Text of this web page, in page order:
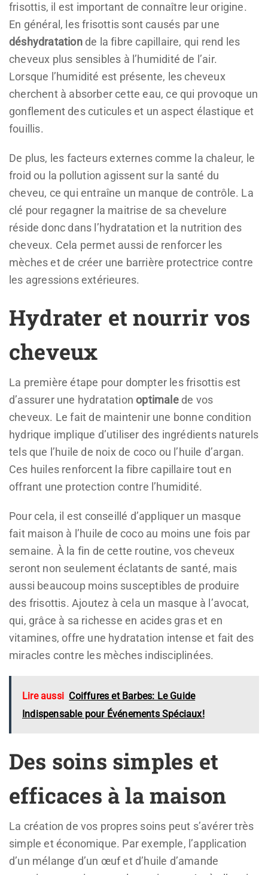
frisottis, il est important de connaître leur origine.
En général, les frisottis sont causés par une
déshydratationde la fibre capillaire, qui rend les
cheveux plus sensibles à l’humidité de l’air.
Lorsque l’humidité est présente, les cheveux
cherchent à absorber cette eau, ce qui provoque un
gonflement des cuticules et un aspect élastique et
fouillis.
De plus, les facteurs externes comme la chaleur, le
froid ou la pollution agissent sur la santé du
cheveu, ce qui entraîne un manque de contrôle. La
clé pour regagner la maitrise de sa chevelure
réside donc dans l’hydratation et la nutrition des
cheveux. Cela permet aussi de renforcer les
mèches et de créer une barrière protectrice contre
les agressions extérieures.
Hydrater et nourrir vos
cheveux
La première étape pour dompter les frisottis est
d’assurer une hydratationoptimalede vos
cheveux. Le fait de maintenir une bonne condition
hydrique implique d’utiliser des ingrédients naturels
tels que l’huile de noix de coco ou l’huile d’argan.
Ces huiles renforcent la fibre capillaire tout en
offrant une protection contre l’humidité.
Pour cela, il est conseillé d’appliquer un masque
fait maison à l’huile de coco au moins une fois par
semaine. À la fin de cette routine, vos cheveux
seront non seulement éclatants de santé, mais
aussi beaucoup moins susceptibles de produire
des frisottis. Ajoutez à cela un masque à l’avocat,
qui, grâce à sa richesse en acides gras et en
vitamines, offre une hydratation intense et fait des
miracles contre les mèches indisciplinées.
Lire aussi Coiffures et Barbes: Le Guide
Indispensable pour Événements Spéciaux!
Des soins simples et
efficaces à la maison
La création de vos propres soins peut s’avérer très
simple et économique. Par exemple, l’application
d’un mélange d’un œuf et d’huile d’amande